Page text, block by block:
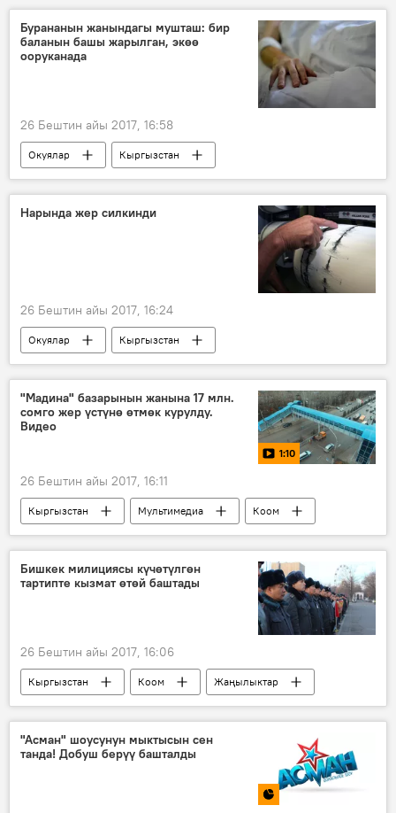
Бурананын жанындагы мушташ: бир
баланын башы жарылган, экөө
ооруканада
26 Бештин айы 2017, 16:58
Окуялар
Кыргызстан
Жаңылыктар
Токмок
Чүй облусу
мушташуу
Нарында жер силкинди
26 Бештин айы 2017, 16:24
Окуялар
Кыргызстан
Жаңылыктар
Нарын облусу
жер титирөө
"Мадина" базарынын жанына 17 млн.
сомго жер үстүнө өтмөк курулду.
Видео
1:10
26 Бештин айы 2017, 16:11
Кыргызстан Мультимедиа
Коом
Видео
Жаңылыктар
Бишкек
Бишкек милициясы күчөтүлгөн
тартипте кызмат өтөй баштады
26 Бештин айы 2017, 16:06
Кыргызстан Коом
Жаңылыктар
Бишкек
милиция коопсуздук
"Асман" шоусунун мыктысын сен
танда! Добуш берүү башталды